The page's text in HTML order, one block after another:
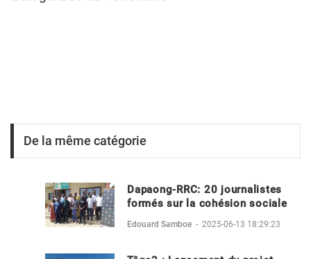
De la même catégorie
Dapaong-RRC: 20 journalistes
formés sur la cohésion sociale
Edouard Samboe - 2025-06-13 18:29:23